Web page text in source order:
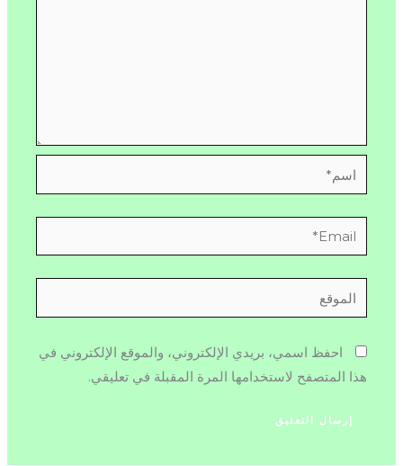
اسم*
Email*
الموقع
احفظ اسمي، بريدي الإلكتروني، والموقع الإلكتروني في
هذا المتصفح لاستخدامها المرة المقبلة في تعليقي.